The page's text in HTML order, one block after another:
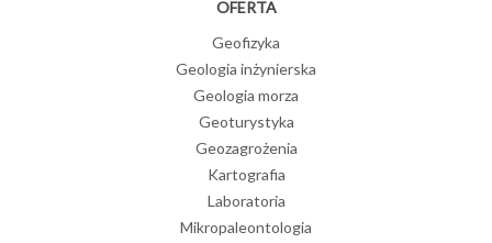
OFERTA
Geofizyka
Geologia inżynierska
Geologia morza
Geoturystyka
Geozagrożenia
Kartografia
Laboratoria
Mikropaleontologia